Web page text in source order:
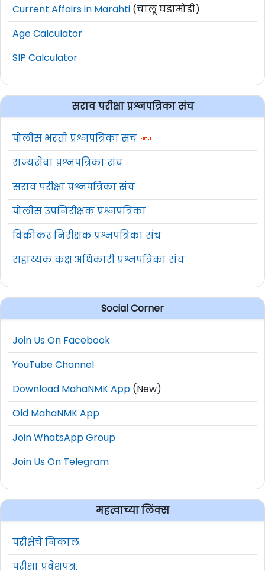
Current Affairs in Marahti (चालू घडामोडी)
Age Calculator
SIP Calculator
सराव परीक्षा प्रश्नपत्रिका संच
पोलीस भरती प्रश्नपत्रिका संच
राज्यसेवा प्रश्नपत्रिका संच
सराव परीक्षा प्रश्नपत्रिका संच
पोलीस उपनिरीक्षक प्रश्नपत्रिका
विक्रीकर निरीक्षक प्रश्नपत्रिका संच
सहाय्यक कक्ष अधिकारी प्रश्नपत्रिका संच
Social Corner
Join Us On Facebook
YouTube Channel
Download MahaNMK App (New)
Old MahaNMK App
Join WhatsApp Group
Join Us On Telegram
महत्वाच्या लिंक्स
परीक्षेचे निकाल.
परीक्षा प्रवेशपत्र.